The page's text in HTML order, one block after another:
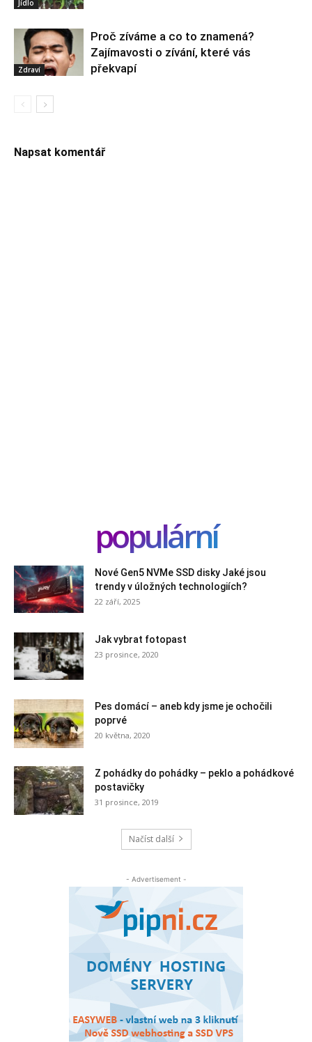
Jídlo
Zdraví
Proč zíváme a co to znamená?
Zajímavosti o zívání, které vás
překvapí
Napsat komentář
populární
Nové Gen5 NVMe SSD disky Jaké jsou
trendy v úložných technologiích?
22 září, 2025
Jak vybrat fotopast
23 prosince, 2020
Pes domácí – aneb kdy jsme je ochočili
poprvé
20 května, 2020
Z pohádky do pohádky – peklo a pohádkové
postavičky
31 prosince, 2019
Načíst další
- Advertisement -